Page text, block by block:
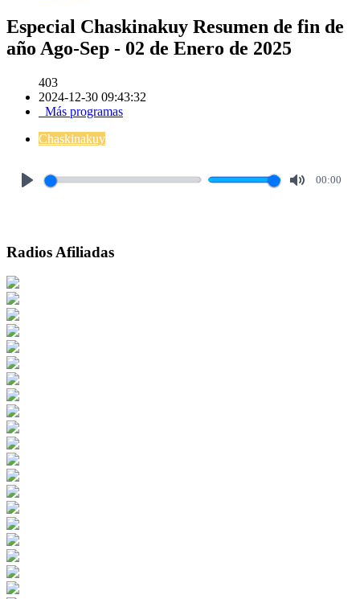
Especial Chaskinakuy Resumen de fin de
año Ago-Sep - 02 de Enero de 2025
403
2024-12-30 09:43:32
Más programas
Chaskinakuy
00:00
Radios Afiliadas